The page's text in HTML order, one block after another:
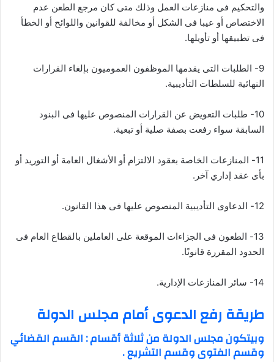
والتحكيم فى منازعات العمل وذلك متى كان مرجع الطعن عدم
الاختصاص أو عيبا فى الشكل أو مخالفة للقوانين واللوائح أو الخطأ
فى تطبيقها أو تأويلها.
9- الطلبات التى يقدمها الموظفون العموميون بإلغاء القرارات
النهائية للسلطات التأديبية.
10- طلبات التعويض عن القرارات المنصوص عليها فى البنود
السابقة سواء رفعت بصفة صلية أو تبعية.
11- المنازعات الخاصة بعقود الالتزام أو الأشغال العامة أو التوريد أو
بأى عقد إداري آخر.
12- الدعاوى التأديبية المنصوص عليها فى هذا القانون.
13- الطعون فى الجزاءات الموقعة على العاملين بالقطاع العام فى
الحدود المقررة قانونًا.
14- سائر المنازعات الإدارية.
طريقة رفع الدعوى أمام مجلس الدولة
وبيتكون مجلس الدولة من ثلاثة أقسام : القسم القضائي
وقسم الفتوى وقسم التشريع .